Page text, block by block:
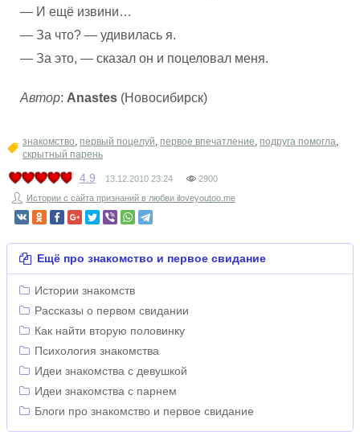
— И ещё извини…
— За что? — удивилась я.
— За это, — сказал он и поцеловал меня.
Автор: Anastes (Новосибирск)
знакомство, первый поцелуй, первое впечатление, подруга помогла,
скрытный парень
4.9 13.12.2010 23:24
2900
Истории с сайта признаний в любви iloveyoutoo.me
Ещё про знакомство и первое свидание
Истории знакомств
Рассказы о первом свидании
Как найти вторую половинку
Психология знакомства
Идеи знакомства с девушкой
Идеи знакомства с парнем
Блоги про знакомство и первое свидание